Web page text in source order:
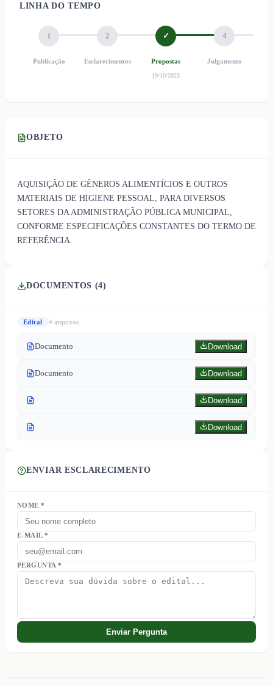
LINHA DO TEMPO
1
Publicação
2
Esclarecimentos
✓
Propostas
19/10/2023
4
Julgamento
OBJETO
AQUISIÇÃO DE GÊNEROS ALIMENTÍCIOS E OUTROS
MATERIAIS DE HIGIENE PESSOAL, PARA DIVERSOS
SETORES DA ADMINISTRAÇÃO PÚBLICA MUNICIPAL,
CONFORME ESPECIFICAÇÕES CONSTANTES DO TERMO DE
REFERÊNCIA.
DOCUMENTOS (4)
Edital 4arquivos
Documento Download
Documento Download
Download
Download
ENVIAR ESCLARECIMENTO
NOME *
E-MAIL *
PERGUNTA *
Enviar Pergunta